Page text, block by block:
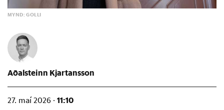
MYND: GOLLI
Aðalsteinn Kjartansson
27. maí 2026 · 11:10